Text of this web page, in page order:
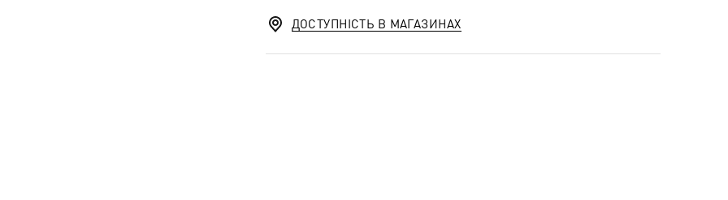
ДОСТУПНІСТЬ В МАГАЗИНАХ